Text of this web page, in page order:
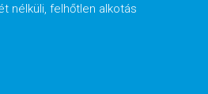
nélküli, felhőtlen alkotás